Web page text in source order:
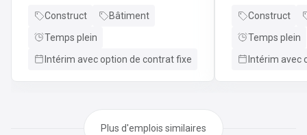
badkamerrenoverder sta je in voor de
verwarmingsinstallaties, plaatsen van
badkamermeubels, leidingen, sanitaire
toestellen, ... Ook zal je instaan voor de
afwerking ervan: plaatsen van
gyprocDe werven zijn altijd gelegen in
de regio van Gingelom!
Construct
Bâtiment
Temps plein
Intérim avec option de contrat fixe
worden voor
ketelinstallaties
Construct
Temps plein
Intérim avec
Plus d'emplois similaires